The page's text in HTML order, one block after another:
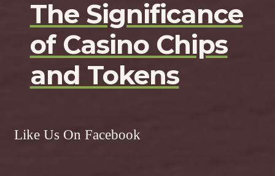
The Significance
of Casino Chips
and Tokens
Like Us On Facebook